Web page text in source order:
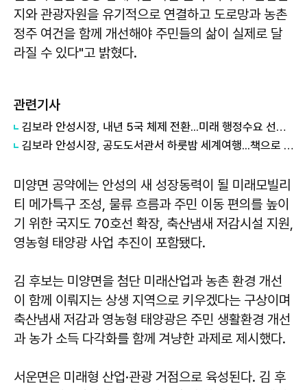
지와 관광자원을 유기적으로 연결하고 도로망과 농촌
정주 여건을 함께 개선해야 주민들의 삶이 실제로 달
라질 수 있다"고 밝혔다.
관련기사
김보라 안성시장, 내년 5국 체제 전환...미래 행정수요 선제 대응
김보라 안성시장, 공도도서관서 하룻밤 세계여행...책으로 채운 여름밤
미양면 공약에는 안성의 새 성장동력이 될 미래모빌리
티 메가특구 조성, 물류 흐름과 주민 이동 편의를 높이
기 위한 국지도 70호선 확장, 축산냄새 저감시설 지원,
영농형 태양광 사업 추진이 포함됐다.
김 후보는 미양면을 첨단 미래산업과 농촌 환경 개선
이 함께 이뤄지는 상생 지역으로 키우겠다는 구상이며
축산냄새 저감과 영농형 태양광은 주민 생활환경 개선
과 농가 소득 다각화를 함께 겨냥한 과제로 제시했다.
서운면은 미래형 산업·관광 거점으로 육성된다. 김 후